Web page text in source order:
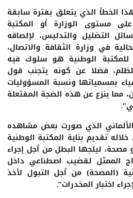
الخطأ الذي يتعلق بفترة سابقة
مستوى الوزارة أو المكتبة
التضليل والتدليس، لإلصاقه
في وزارة الثقافة والاتصال،
للمكتبة الوطنية هو سلوك فيه
فضلا عن كونه يتجنب قول
بمسمياتها ونسبة المسؤوليات
مما ينزع عن هذه الضجة المفتعلة
الذي صورت بعض مشاهده
تقديم بناية المكتبة الوطنية
ليلجها البطل من أجل إجراء
الممثل لقضيب اصطناعي داخل
(المصحة) من أجل التبول لأخذ
اختبار المخدرات”.